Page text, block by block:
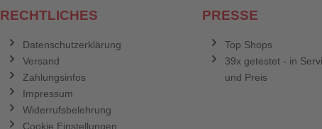
RECHTLICHES
Datenschutzerklärung
Versand
Zahlungsinfos
Impressum
Widerrufsbelehrung
Cookie Einstellungen
PRESSE
Top Shops
39x getestet - in
und Preis